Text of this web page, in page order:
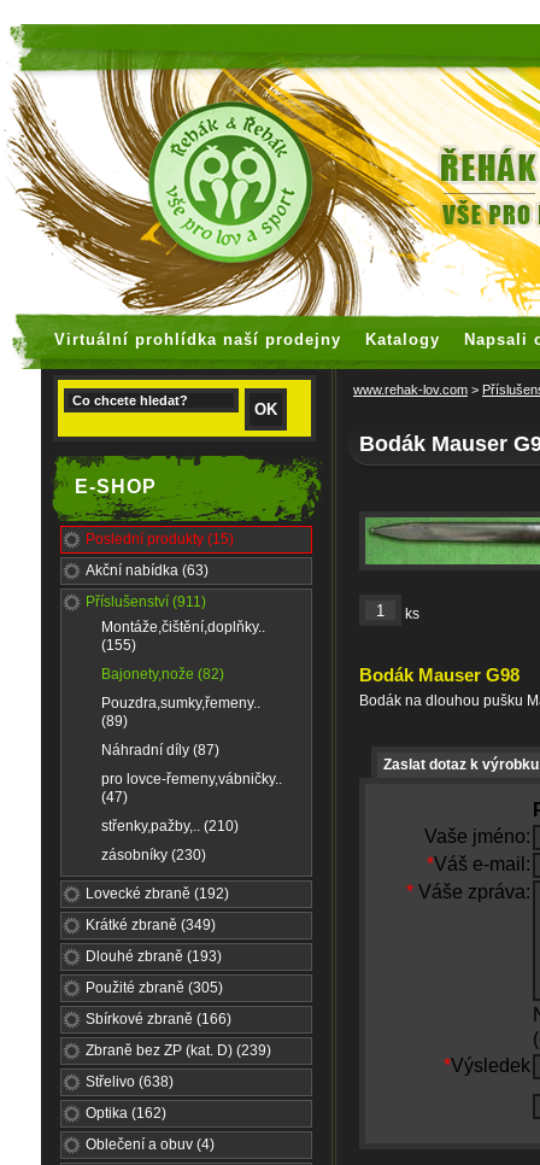
Virtuální prohlídka naší prodejny Katalogy Napsali
E-SHOP
Poslední produkty (15)
Akční nabídka (63)
Příslušenství (911)
Montáže,čištění,doplňky..
(155)
Bajonety,nože (82)
Pouzdra,sumky,řemeny..
(89)
Náhradní díly (87)
pro lovce-řemeny,vábničky..
(47)
střenky,pažby,.. (210)
zásobníky (230)
Lovecké zbraně (192)
Krátké zbraně (349)
Dlouhé zbraně (193)
Použité zbraně (305)
Sbírkové zbraně (166)
Zbraně bez ZP (kat. D) (239)
Střelivo (638)
Optika (162)
Oblečení a obuv (4)
www.rehak-lov.com >
Bodák Mauser
ks
Bodák Mauser G98
Bodák na dlouhou pušku
Zaslat dotaz k výrobku
Vaše jméno:
*Váš e-mail:
* Váše zpráva:
*Výsledek